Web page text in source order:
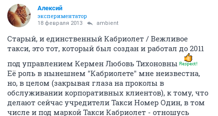
Алексий
экспериментатор
18 февраля 2013 аmbient
Старый, и единственный Кабриолет / Вежливое
такси, это тот, который был создан и работал до 2011
под управлением Кермен Любовь Тихоновны
Её роль в нынешнем "Кабриолете" мне неизвестна,
но, в целом (закрывая глаза на проколы в
обслуживании корпоративных клиентов), к тому, что
делают сейчас учредители Такси Номер Один, в том
числе и под маркой Такси Кабриолет - отношусь